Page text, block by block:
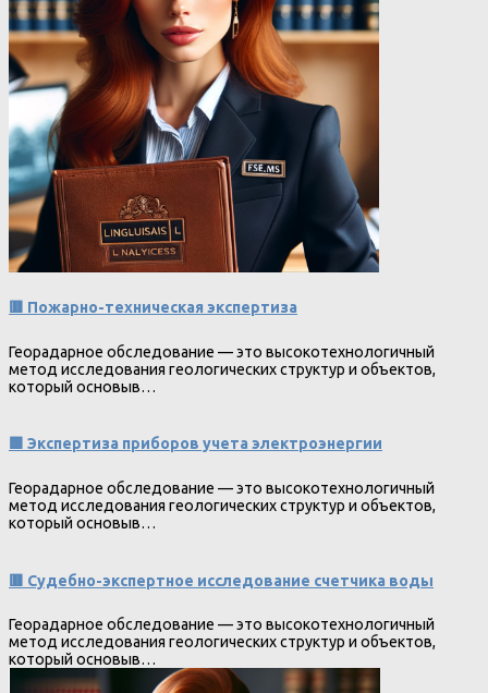
🟥 Пожарно-техническая экспертиза
Георадарное обследование — это высокотехнологичный
метод исследования геологических структур и объектов,
который основыв…
🟩 Экспертиза приборов учета электроэнергии
Георадарное обследование — это высокотехнологичный
метод исследования геологических структур и объектов,
который основыв…
🟥 Судебно-экспертное исследование счетчика воды
Георадарное обследование — это высокотехнологичный
метод исследования геологических структур и объектов,
который основыв…